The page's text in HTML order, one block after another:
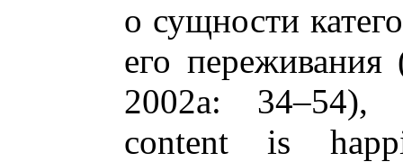
о сущности
его
2002а: 34–54),
content is